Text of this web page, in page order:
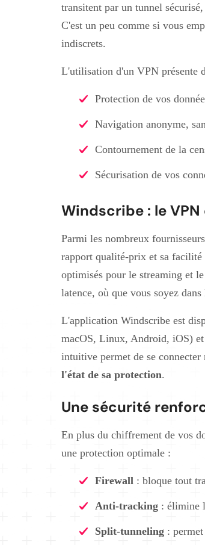
transitent par un tunnel
C'est un peu comme si vous
indiscrets.
L'utilisation d'un VPN présente
Protection de vos
Navigation anonyme,
Contournement de la
Sécurisation de vos
Windscribe : le
Parmi les nombreux
rapport qualité-prix et sa
optimisés pour le streaming et
latence, où que vous soyez dans
L'application Windscribe est
macOS, Linux, Android, iOS) et
intuitive permet de se
l'état de sa protection.
Une sécurité
En plus du chiffrement de vos
une protection optimale :
Firewall : bloque tout
Anti-tracking : élimine
Split-tunneling :